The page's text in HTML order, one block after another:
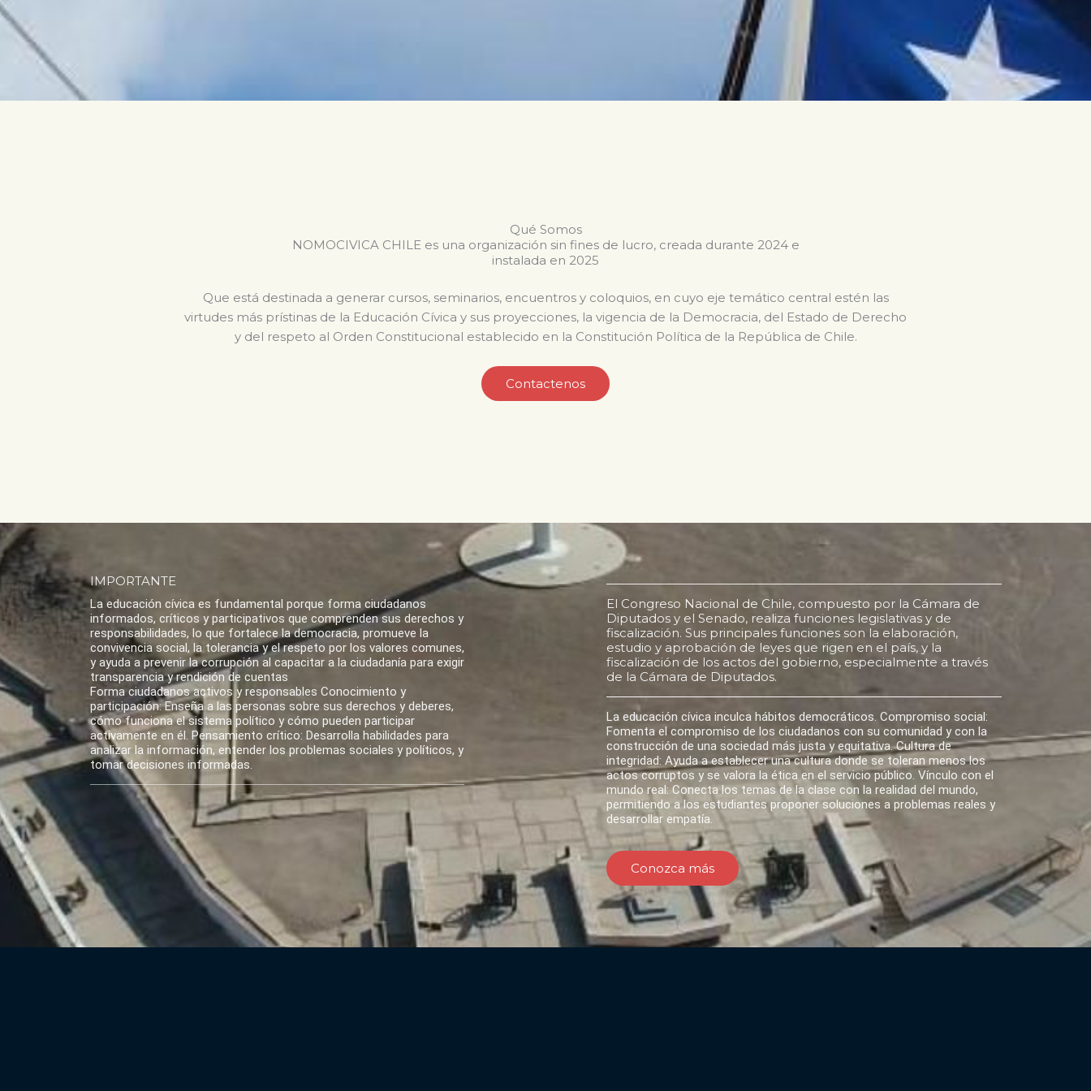
Qué Somos
NOMOCIVICA CHILE es una organización sin fines de lucro, creada durante 2024 e
instalada en 2025
Que está destinada a generar cursos, seminarios, encuentros y coloquios, en cuyo eje temático central estén las
virtudes más prístinas de la Educación Cívica y sus proyecciones, la vigencia de la Democracia, del Estado de Derecho
y del respeto al Orden Constitucional establecido en la Constitución Política de la República de Chile.
Contactenos
IMPORTANTE
La educación cívica es fundamental porque forma ciudadanos
informados, críticos y participativos que comprenden sus derechos y
responsabilidades, lo que fortalece la democracia, promueve la
convivencia social, la tolerancia y el respeto por los valores comunes,
y ayuda a prevenir la corrupción al capacitar a la ciudadanía para exigir
transparencia y rendición de cuentas
Forma ciudadanos activos y responsables Conocimiento y
participación: Enseña a las personas sobre sus derechos y deberes,
cómo funciona el sistema político y cómo pueden participar
activamente en él. Pensamiento crítico: Desarrolla habilidades para
analizar la información, entender los problemas sociales y políticos, y
tomar decisiones informadas.
El Congreso Nacional de Chile, compuesto por la Cámara de
Diputados y el Senado, realiza funciones legislativas y de
fiscalización. Sus principales funciones son la elaboración,
estudio y aprobación de leyes que rigen en el país, y la
fiscalización de los actos del gobierno, especialmente a través
de la Cámara de Diputados.
La educación cívica inculca hábitos democráticos. Compromiso social:
Fomenta el compromiso de los ciudadanos con su comunidad y con la
construcción de una sociedad más justa y equitativa. Cultura de
integridad: Ayuda a establecer una cultura donde se toleran menos los
actos corruptos y se valora la ética en el servicio público. Vínculo con el
mundo real: Conecta los temas de la clase con la realidad del mundo,
permitiendo a los estudiantes proponer soluciones a problemas reales y
desarrollar empatía.
Conozca más